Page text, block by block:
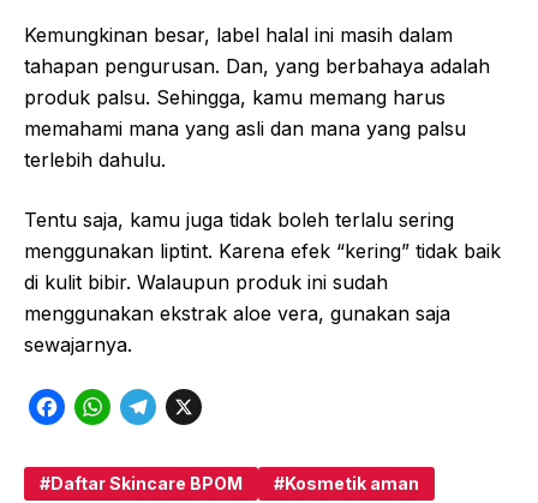
Kemungkinan besar, label halal ini masih dalam
tahapan pengurusan. Dan, yang berbahaya adalah
produk palsu. Sehingga, kamu memang harus
memahami mana yang asli dan mana yang palsu
terlebih dahulu.
Tentu saja, kamu juga tidak boleh terlalu sering
menggunakan liptint. Karena efek “kering” tidak baik
di kulit bibir. Walaupun produk ini sudah
menggunakan ekstrak aloe vera, gunakan saja
sewajarnya.
F
c
W
a
T
l
X
Daftar Skincare BPOM Kosmetik aman